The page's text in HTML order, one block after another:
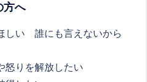
方へ
しい 誰にも言えないから
怒りを解放したい